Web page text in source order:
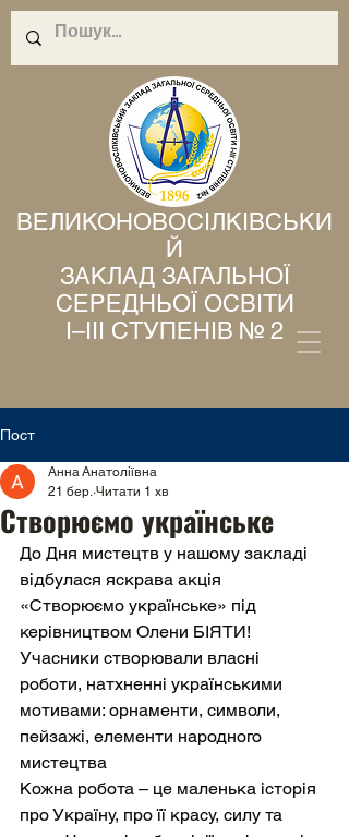
ВЕЛИКОНОВОСІЛКІВСЬКИ
Й
ЗАКЛАД ЗАГАЛЬНОЇ
СЕРЕДНЬОЇ ОСВІТИ
І–ІІІ СТУПЕНІВ № 2
Пост
Створюємо українське
Анна Анатоліївна
21 бер. Читати 1 хв
До Дня мистецтв у нашому закладі
відбулася яскрава акція
«Створюємо українське» під
керівництвом Олени БІЯТИ!
Учасники створювали власні
роботи, натхненні українськими
мотивами: орнаменти, символи,
пейзажі, елементи народного
мистецтва
Кожна робота – це маленька історія
про Україну, про її красу, силу та